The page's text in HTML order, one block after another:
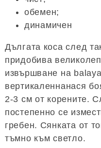
обемен;
динамичен
Дългата коса след
придобива
извършване на
вертикаленнанася
2-3 см от корените.
постепенно се
гребен. Сянката от
тъмно към светло.